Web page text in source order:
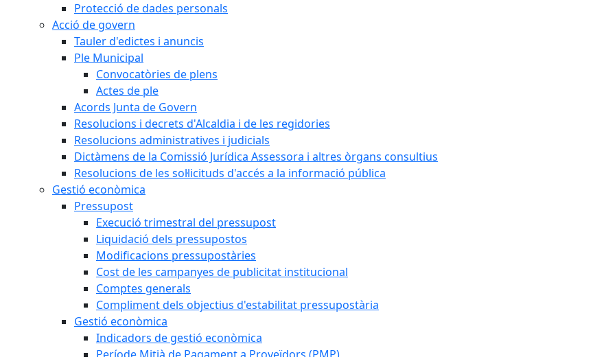
Protecció de dades personals
Acció de govern
Tauler d'edictes i anuncis
Ple Municipal
Convocatòries de plens
Actes de ple
Acords Junta de Govern
Resolucions i decrets d'Alcaldia i de les regidories
Resolucions administratives i judicials
Dictàmens de la Comissió Jurídica Assessora i altres òrgans consultius
Resolucions de les sol·licituds d'accés a la informació pública
Gestió econòmica
Pressupost
Execució trimestral del pressupost
Liquidació dels pressupostos
Modificacions pressupostàries
Cost de les campanyes de publicitat institucional
Comptes generals
Compliment dels objectius d'estabilitat pressupostària
Gestió econòmica
Indicadors de gestió econòmica